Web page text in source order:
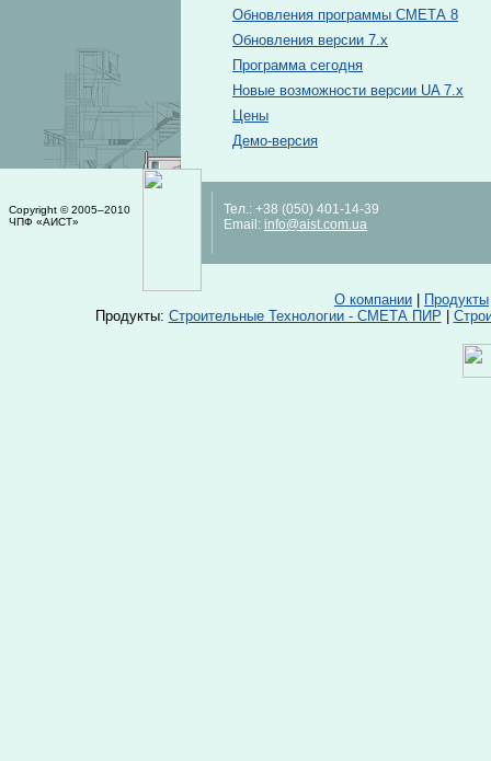
Обновления программы СМЕТА 8
Обновления версии 7.x
Программа сегодня
Новые возможности версии UA 7.x
Цены
Демо-версия
Copyright © 2005–2010
ЧПФ «АИСТ»
Тел.: +38 (050) 401-14-39
Email: info@aist.com.ua
О компании Продукты
Продукты: Строительные Технологии - СМЕТА ПИР